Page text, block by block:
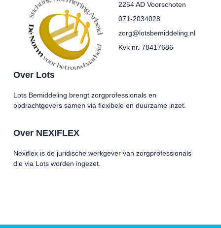
Over Lots
Lots Bemiddeling brengt zorgprofessionals en
opdrachtgevers samen via flexibele en duurzame inzet.
Over NEXIFLEX
Nexiflex is de juridische werkgever van zorgprofessionals
die via Lots worden ingezet.
2254 AD Voorschoten
071-2034028
zorg@lotsbemiddeling.nl
Kvk nr. 78417686